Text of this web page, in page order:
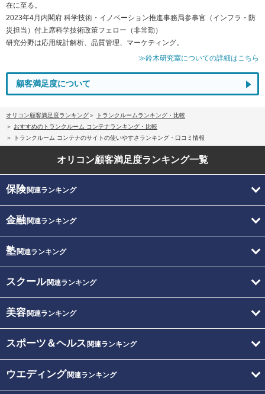
在に至る。
2023年4月内閣府 科学技術・イノベーション推進事務局参事官（インフラ・防
災担当）付上席科学技術政策フェロー（非常勤）
研究分野は応用統計解析、品質管理、マーケティング。
≫鈴木研究室についての詳細はこちら
顧客満足度について
オリコン顧客満足度ランキング
トランクルームランキング・比較
おすすめのトランクルーム コンテナランキング・比較
トランクルーム コンテナのサイトの使いやすさランキング・口コミ情報
オリコン顧客満足度ランキング一覧
保険関連ランキング
金融関連ランキング
塾関連ランキング
スクール関連ランキング
美容関連ランキング
スポーツ＆ヘルス 関連ランキング
ウエディング関連ランキング